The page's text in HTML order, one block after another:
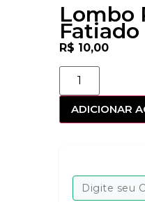
Lombo
R$ 10,00
ADICIONAR